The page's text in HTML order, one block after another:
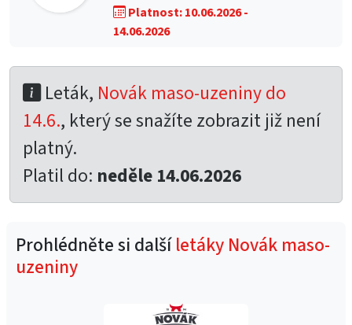
Platnost: 10.06.2026 -
14.06.2026
Leták, Novák maso-uzeniny do
14.6., který se snažíte zobrazit již není
platný.
Platil do: neděle 14.06.2026
Prohlédněte si dalšíletáky Novák maso-
uzeniny